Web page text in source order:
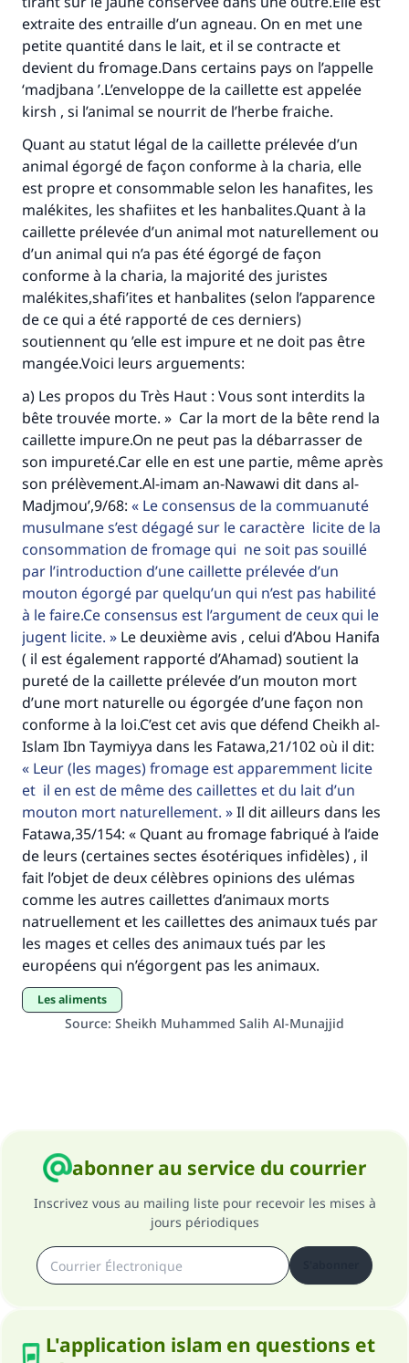
extraite des entraille d’un agneau. On en met une
petite quantité dans le lait, et il se contracte et
devient du fromage.Dans certains pays on l’appelle
‘madjbana ’.L’enveloppe de la caillette est appelée
kirsh , si l’animal se nourrit de l’herbe fraiche.
Quant au statut légal de la caillette prélevée d’un
animal égorgé de façon conforme à la charia, elle
est propre et consommable selon les hanafites, les
malékites, les shafiites et les hanbalites.Quant à la
caillette prélevée d’un animal mot naturellement ou
d’un animal qui n’a pas été égorgé de façon
conforme à la charia, la majorité des juristes
malékites,shafi’ites et hanbalites (selon l’apparence
de ce qui a été rapporté de ces derniers)
soutiennent qu ’elle est impure et ne doit pas être
mangée.Voici leurs arguements:
a) Les propos du Très Haut : Vous sont interdits la
bête trouvée morte. » Car la mort de la bête rend la
caillette impure.On ne peut pas la débarrasser de
son impureté.Car elle en est une partie, même après
son prélèvement.Al-imam an-Nawawi dit dans al-
Madjmou’,9/68:
Le consensus de la commuanuté
musulmane s’est dégagé sur le caractère licite de la
consommation de fromage qui ne soit pas souillé
par l’introduction d’une caillette prélevée d’un
mouton égorgé par quelqu’un qui n’est pas habilité
à le faire.Ce consensus est l’argument de ceux qui le
jugent licite.
Le deuxième avis , celui d’Abou Hanifa
( il est également rapporté d’Ahamad) soutient la
pureté de la caillette prélevée d’un mouton mort
d’une mort naturelle ou égorgée d’une façon non
conforme à la loi.C’est cet avis que défend Cheikh al-
Islam Ibn Taymiyya dans les Fatawa,21/102 où il dit:
Leur (les mages) fromage est apparemment licite
et il en est de même des caillettes et du lait d’un
mouton mort naturellement.
Il dit ailleurs dans les
Fatawa,35/154: « Quant au fromage fabriqué à l’aide
de leurs (certaines sectes ésotériques infidèles) , il
fait l’objet de deux célèbres opinions des ulémas
comme les autres caillettes d’animaux morts
natruellement et les caillettes des animaux tués par
les mages et celles des animaux tués par les
européens qui n’égorgent pas les animaux.
Les aliments
Source: Sheikh Muhammed Salih Al-Munajjid
abonner au service du courrier
Inscrivez vous au mailing liste pour recevoir les mises à
jours périodiques
L'application islam en questions et
Faites une différence dans la vie de
millions de personnes grâce à votre
contribution
Aidez nous à apporter des réponses.
Le Messager d'Allah (Paix sur lui) a dit:
"Celui qui indique une bonne action obtient la
même récompense que celui qui le fait."
(MOUSLIM 1893)
Soutenez IslamQA